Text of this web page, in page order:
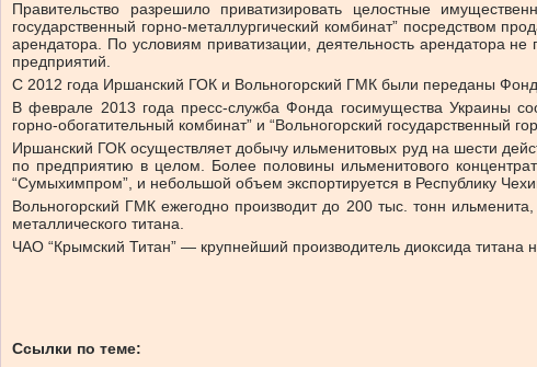
Правительство разрешило приватизировать целостные
государственный горно-металлургический комбинат” посредством
арендатора. По условиям приватизации, деятельность арендатора
предприятий.
С 2012 года Иршанский ГОК и Вольногорский ГМК были переданы
В феврале 2013 года пресс-служба Фонда госимущества Украины
горно-обогатительный комбинат” и “Вольногорский государственный
Иршанский ГОК осуществляет добычу ильменитовых руд на шести
по предприятию в целом. Более половины ильменитового
“Сумыхимпром”, и небольшой объем экспортируется в Республику
Вольногорский ГМК ежегодно производит до 200 тыс. тонн
металлического титана.
ЧАО “Крымский Титан” — крупнейший производитель диоксида
Ссылки по теме: